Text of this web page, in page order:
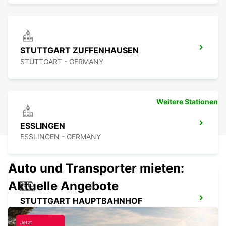
STUTTGART ZUFFENHAUSEN
STUTTGART - GERMANY
ESSLINGEN
ESSLINGEN - GERMANY
STUTTGART HAUPTBAHNHOF
STUTTGART - GERMANY
Weitere Stationen
Auto und Transporter mieten:
Aktuelle Angebote
Jetzt